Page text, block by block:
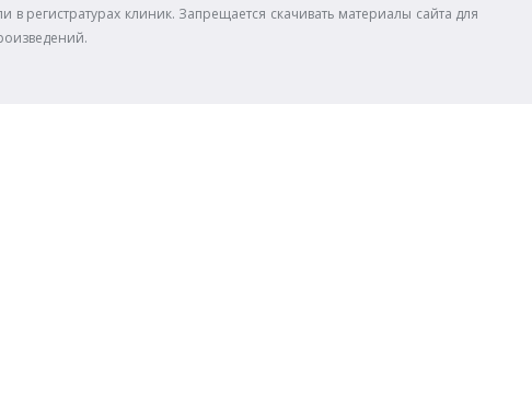
регистратурах клиник. Запрещается скачивать материалы сайта для